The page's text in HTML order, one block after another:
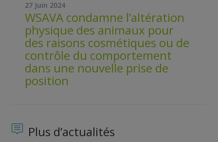
27 Juin 2024
WSAVA condamne l’altération
physique des animaux pour
des raisons cosmétiques ou de
contrôle du comportement
dans une nouvelle prise de
position
Plus d’actualités